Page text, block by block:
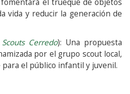
el trueque de objetos
vida y reducir la generación de
Scouts Cerredo): Una propuesta
por el grupo scout local,
el público infantil y juvenil.